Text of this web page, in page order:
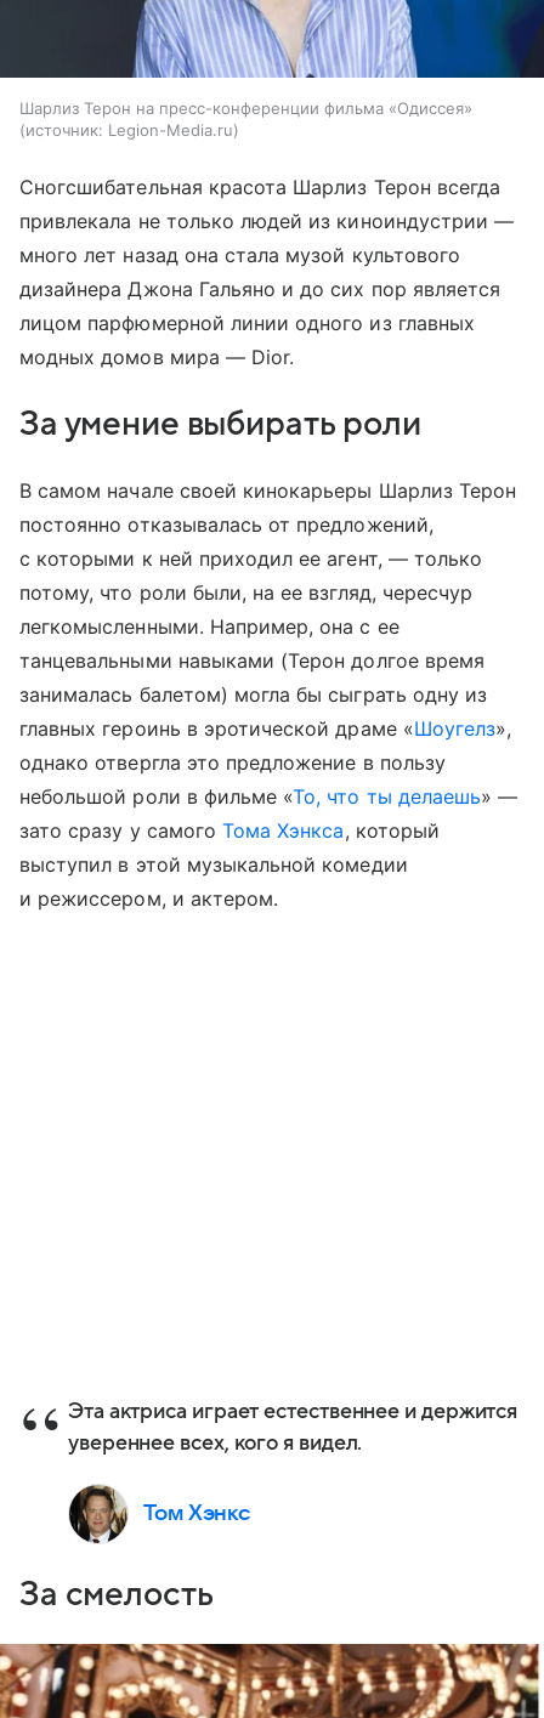
Шарлиз Терон на пресс-конференции фильма «Одиссея»
источник: Legion-Media.ru
Сногсшибательная красота Шарлиз Терон всегда
привлекала не только людей из киноиндустрии —
много лет назад она стала музой культового
дизайнера Джона Гальяно и до сих пор является
лицом парфюмерной линии одного из главных
модных домов мира — Dior.
За умение выбирать роли
В самом начале своей кинокарьеры Шарлиз Терон
постоянно отказывалась от предложений,
с которыми к ней приходил ее агент, — только
потому, что роли были, на ее взгляд, чересчур
легкомысленными. Например, она с ее
танцевальными навыками (Терон долгое время
занималась балетом) могла бы сыграть одну из
главных героинь в эротической драме «Шоугелз»,
однако отвергла это предложение в пользу
небольшой роли в фильме «То, что ты делаешь» —
зато сразу у самого Тома Хэнкса, который
выступил в этой музыкальной комедии
и режиссером, и актером.
Эта актриса играет естественнее и держится
увереннее всех, кого я видел.
Том Хэнкс
За смелость